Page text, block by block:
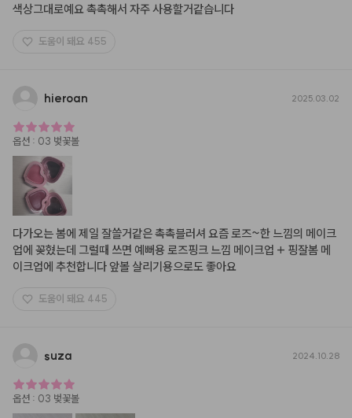
색상그대로예요 촉촉해서 자주 사용할거같습니다
도움이 돼요 455
hieroan 2025.03.02
옵션 : 03 벚꽃볼
다가오는 봄에 제일 잘쓸거같은 촉촉블러셔 요즘 로즈~한 느낌의 메이크
업에 꽂혔는데 그럴때 쓰면 예뻐용 로즈핑크 느낌 메이크업 + 핑잘봄 메
이크업에 추천합니다 앞볼 살리기용으로도 좋아요
도움이 돼요 445
suza 2024.10.28
옵션 : 03 벚꽃볼